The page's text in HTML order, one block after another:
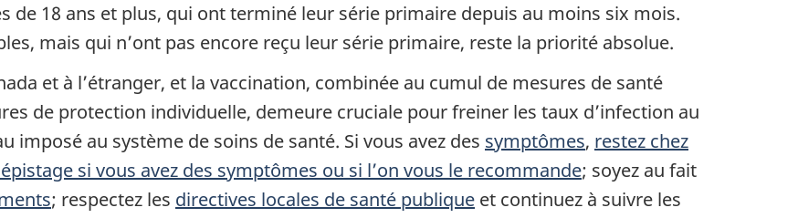
de 18 ans et plus, qui ont terminé leur série primaire depuis au moins six mois.
mais qui n’ont pas encore reçu leur série primaire, reste la priorité absolue.
et à l’étranger, et la vaccination, combinée au cumul de mesures de santé
de protection individuelle, demeure cruciale pour freiner les taux d’infection au
imposé au système de soins de santé. Si vous avez des symptômes, restez chez
si vous avez des symptômes ou si l’on vous le recommande; soyez au fait
; respectez les directives locales de santé publique et continuez à suivre les